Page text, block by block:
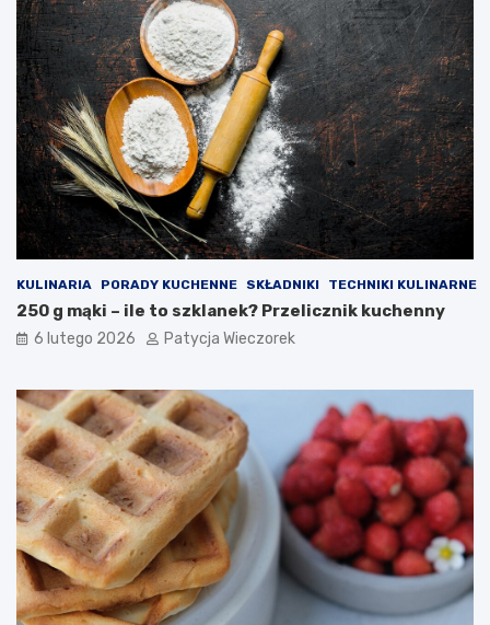
KULINARIA PORADY KUCHENNE SKŁADNIKI TECHNIKI KULINARNE
250 g mąki – ile to szklanek? Przelicznik kuchenny
6 lutego 2026 Patycja Wieczorek